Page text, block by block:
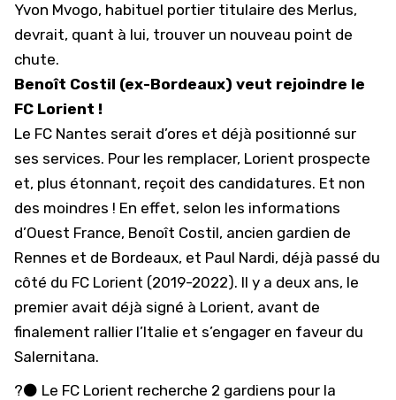
Yvon Mvogo, habituel portier titulaire des Merlus,
devrait, quant à lui, trouver un nouveau point de
chute.
Benoît Costil (ex-Bordeaux) veut rejoindre le
FC Lorient !
Le FC Nantes serait d’ores et déjà positionné sur
ses services. Pour les remplacer, Lorient prospecte
et, plus étonnant, reçoit des candidatures. Et non
des moindres ! En effet, selon les informations
d’Ouest France, Benoît Costil, ancien gardien de
Rennes et de Bordeaux, et Paul Nardi, déjà passé du
côté du FC Lorient (2019-2022). Il y a deux ans, le
premier avait déjà signé à Lorient, avant de
finalement rallier l’Italie et s’engager en faveur du
Salernitana.
?⚫️ Le FC Lorient recherche 2 gardiens pour la